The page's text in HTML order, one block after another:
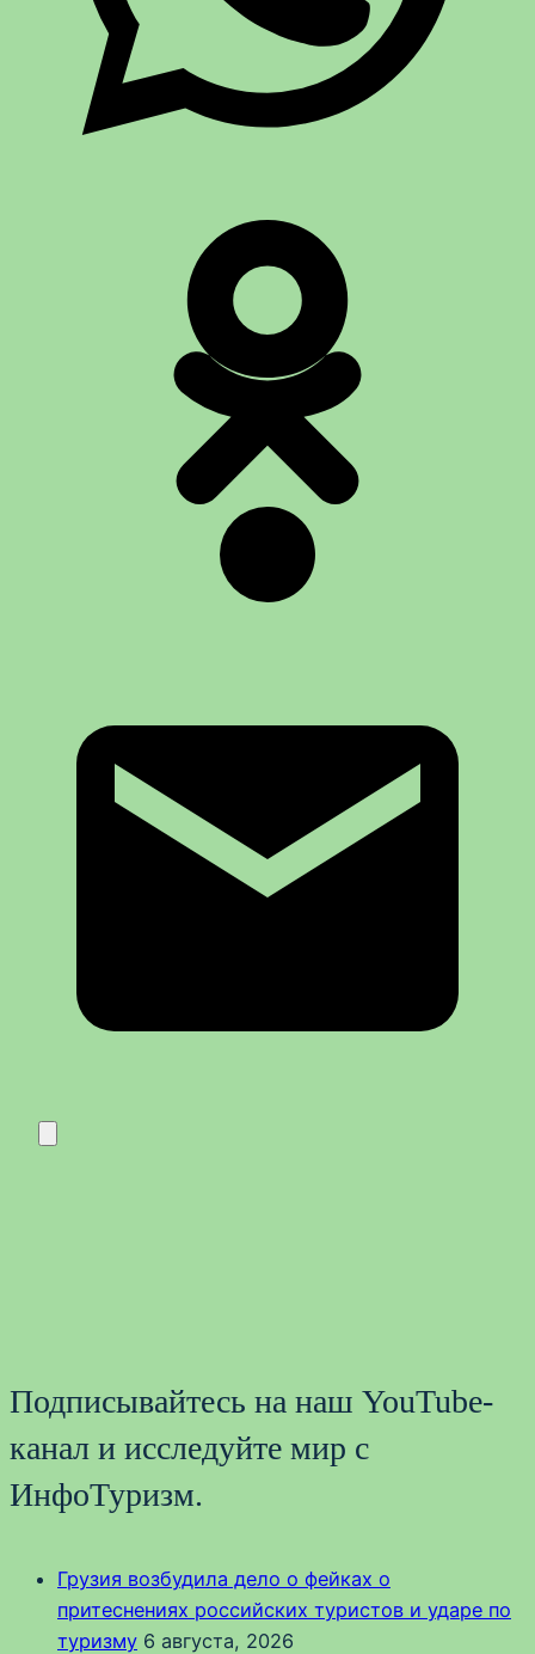
Подписывайтесь на наш YouTube-
канал и исследуйте мир с
ИнфоТуризм.
Грузия возбудила дело о фейках о
притеснениях российских туристов и ударе по
туризму 6 августа, 2026